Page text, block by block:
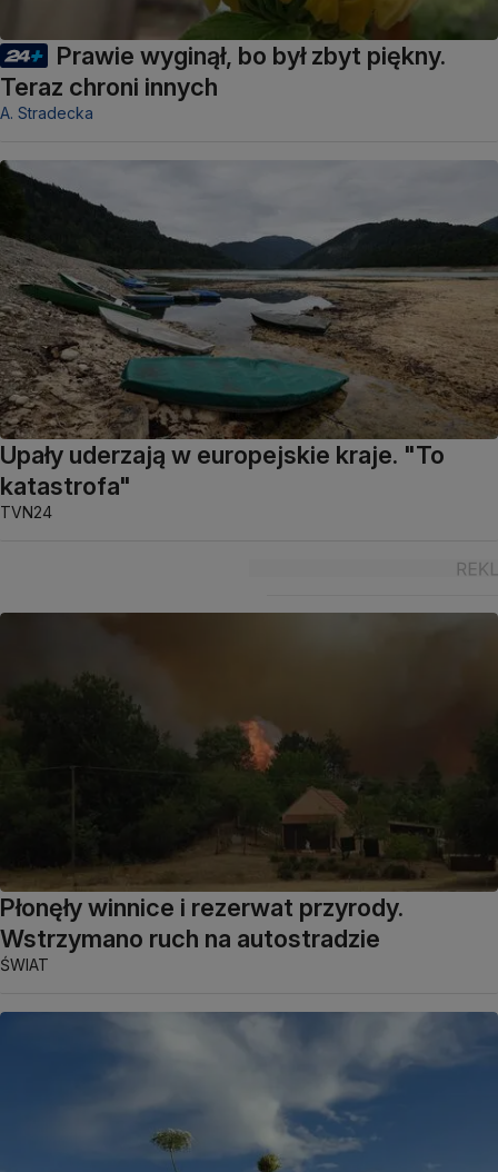
Prawie wyginął, bo był zbyt piękny.
Teraz chroni innych
A. Stradecka
Upały uderzają w europejskie kraje. "To
katastrofa"
TVN24
Płonęły winnice i rezerwat przyrody.
Wstrzymano ruch na autostradzie
ŚWIAT